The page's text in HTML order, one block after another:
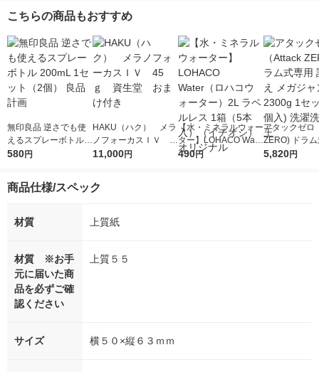
こちらの商品もおすすめ
無印良品 逆さでも使
えるスプレーボトル 2
00mL 1セット（2個）
580円
HAKU（ハク） メラ
ノフォーカスＩＶ 4
5ｇ 資生堂 おまけ
11,000円
【水・ミネラルウォー
ター】LOHACO Wate
r（ロハコウォータ
490円
アタックゼロ
ZERO) ドラ
詰め替え メガ
5,820円
商品仕様/スペック
材質 上質紙
材質 ※お手
元に届いた商
品を必ずご確
認ください
上質５５
サイズ 横５０×縦６３ｍｍ